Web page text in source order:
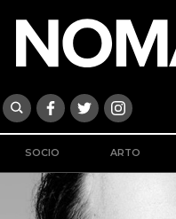
SOCIO ARTO